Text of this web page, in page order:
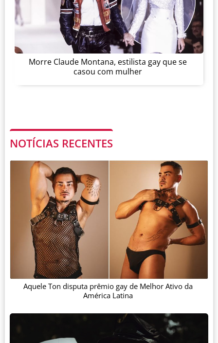
Morre Claude Montana, estilista gay que se
casou com mulher
NOTÍCIAS RECENTES
Aquele Ton disputa prêmio gay de Melhor Ativo da
América Latina